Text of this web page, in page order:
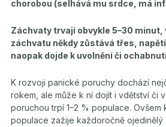
chorobou (selhává mu srdce, má
Záchvaty trvají obvykle 5–30 minut,
záchvatu někdy zůstává třes,
naopak dojde k uvolnění či
K rozvoji panické poruchy dochází
rokem, ale může k ní dojít i vdětství či
poruchou trpí 1–2 % populace. Ovšem
populace zažije každoročně ojedinělý